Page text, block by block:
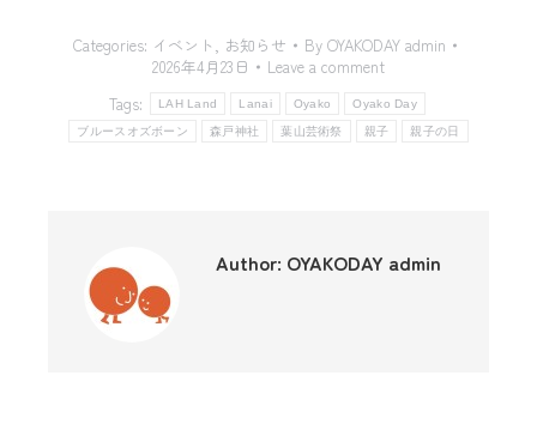
Categories: イベント , お知らせ By OYAKODAY admin
2026年4月23日
Leave a comment
Tags:
LAH Land Lanai Oyako Oyako Day
ブルースオズボーン 森戸神社 葉山芸術祭 親子 親子の日
Author: OYAKODAY admin